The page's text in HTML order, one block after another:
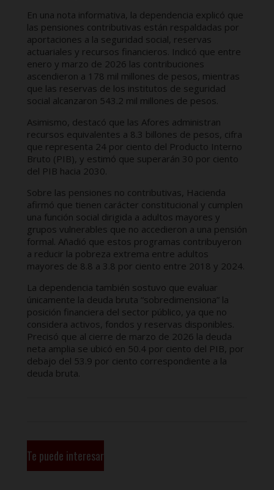
En una nota informativa, la dependencia explicó que
las pensiones contributivas están respaldadas por
aportaciones a la seguridad social, reservas
actuariales y recursos financieros. Indicó que entre
enero y marzo de 2026 las contribuciones
ascendieron a 178 mil millones de pesos, mientras
que las reservas de los institutos de seguridad
social alcanzaron 543.2 mil millones de pesos.
Asimismo, destacó que las Afores administran
recursos equivalentes a 8.3 billones de pesos, cifra
que representa 24 por ciento del Producto Interno
Bruto (PIB), y estimó que superarán 30 por ciento
del PIB hacia 2030.
Sobre las pensiones no contributivas, Hacienda
afirmó que tienen carácter constitucional y cumplen
una función social dirigida a adultos mayores y
grupos vulnerables que no accedieron a una pensión
formal. Añadió que estos programas contribuyeron
a reducir la pobreza extrema entre adultos
mayores de 8.8 a 3.8 por ciento entre 2018 y 2024.
La dependencia también sostuvo que evaluar
únicamente la deuda bruta “sobredimensiona” la
posición financiera del sector público, ya que no
considera activos, fondos y reservas disponibles.
Precisó que al cierre de marzo de 2026 la deuda
neta amplia se ubicó en 50.4 por ciento del PIB, por
debajo del 53.9 por ciento correspondiente a la
deuda bruta.
Te puede interesar